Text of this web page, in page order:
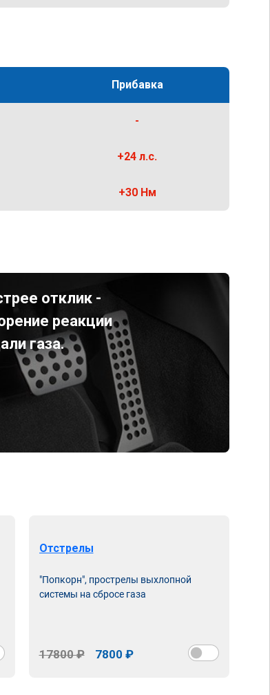
Прибавка
-
+24 л.с.
+30 Нм
отклик -
реакции
газа.
Отстрелы
"Попкорн", прострелы выхлопной
системы на сбросе газа
17800 ₽ 7800 ₽